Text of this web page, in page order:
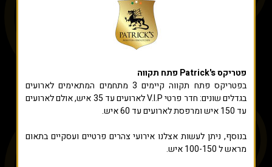
פטריקס Patrick's פתח תקווה
בפטריקס פתח תקווה קיימים 3 מתחמים המתאימים לארועים
בגדלים שונים: חדר פרטי V.I.P לארועים עד 35 איש, אולם לארועים
עד 150 איש ומרפסת לארועים עד 60 איש.
בנוסף, ניתן לעשות אצלנו אירועי צהרים פרטיים ועסקיים בתאום
מראש ל 100-150 איש.